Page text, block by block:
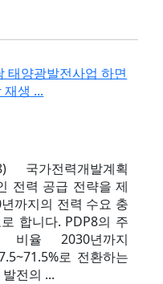
태양광발전사업 하면
생 ...
국가전력개발계획
전력 공급 전략을 제
까지의 전력 수요 충
합니다. PDP8의 주
율 2030년까지
로 전환하는
전의 ...